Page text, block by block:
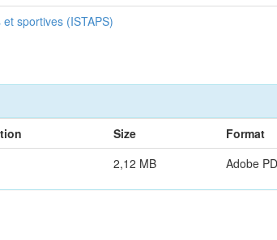
sportives (ISTAPS)
Size
Format
2,12 MB Adobe